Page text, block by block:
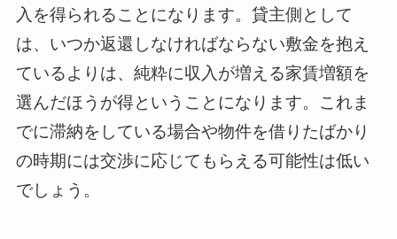
入を得られることになります。貸主側として
は、いつか返還しなければならない敷金を抱え
ているよりは、純粋に収入が増える家賃増額を
選んだほうが得ということになります。これま
でに滞納をしている場合や物件を借りたばかり
の時期には交渉に応じてもらえる可能性は低い
でしょう。